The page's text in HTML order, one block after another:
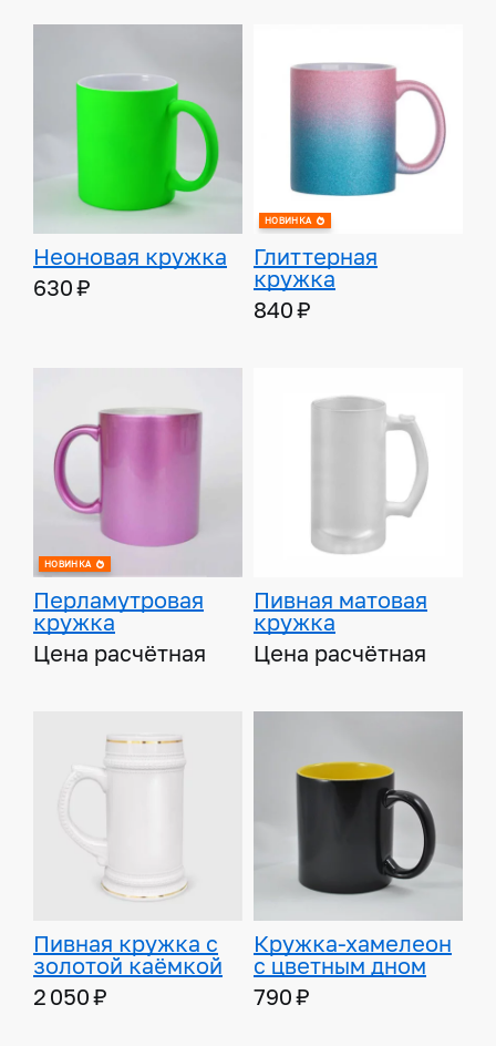
Неоновая кружка
630 ₽
НОВИНКА
Глиттерная
кружка
840 ₽
НОВИНКА
Перламутровая
кружка
Цена расчётная
Пивная матовая
кружка
Цена расчётная
Пивная кружка с
золотой каёмкой
2 050 ₽
Кружка-хамелеон
с цветным дном
790 ₽